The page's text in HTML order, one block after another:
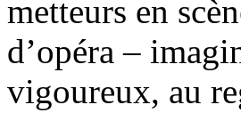
metteurs en
d’opéra –
vigoureux, au